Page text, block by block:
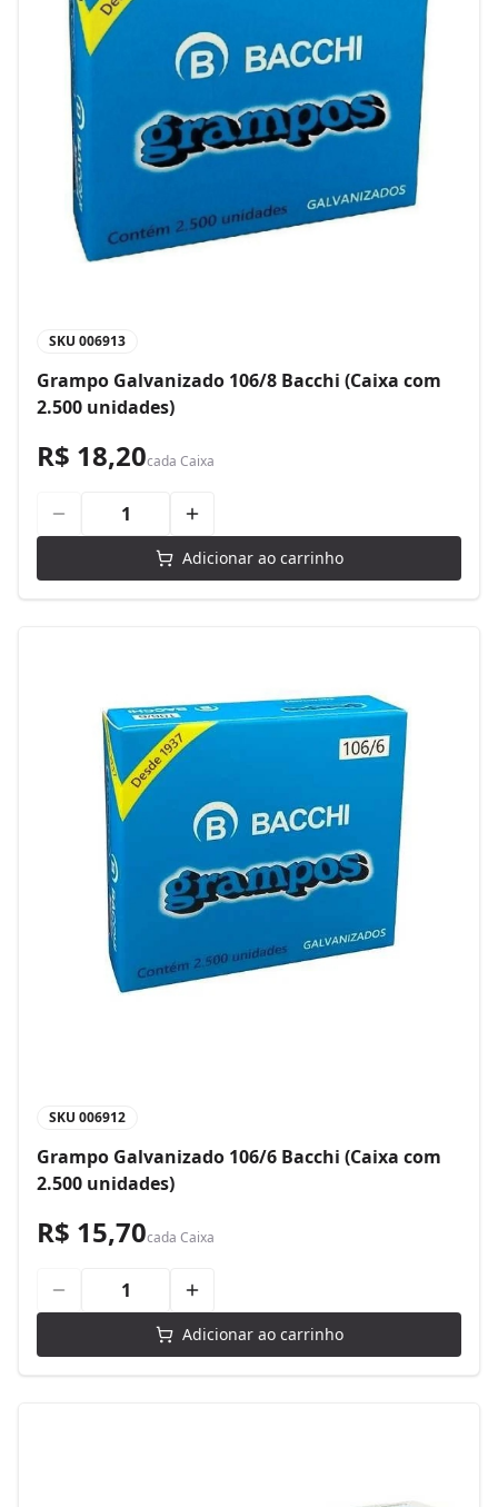
SKU 006913
Grampo Galvanizado 106/8 Bacchi (Caixa com
2.500 unidades)
R$ 18,20cada Caixa
Adicionar ao carrinho
SKU 006912
Grampo Galvanizado 106/6 Bacchi (Caixa com
2.500 unidades)
R$ 15,70cada Caixa
Adicionar ao carrinho